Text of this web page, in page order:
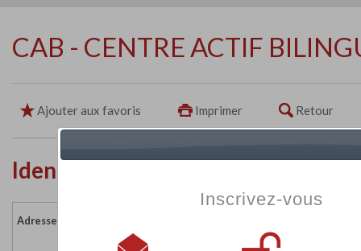
CAB - CENTRE ACTIF
Ajouter aux favoris Imprimer Retour
Identité de l'établissement
Adresse :
77300 FONTAINEBLEAU
Inscrivez-vous